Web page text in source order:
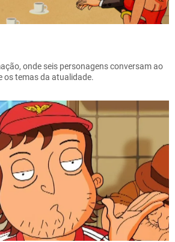
onde seis personagens conversam ao
os temas da atualidade.